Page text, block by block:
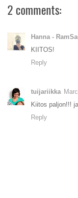
2 comments:
Hanna -
KIITOS!
Reply
tuijariikka
Kiitos paljon!!!
Reply